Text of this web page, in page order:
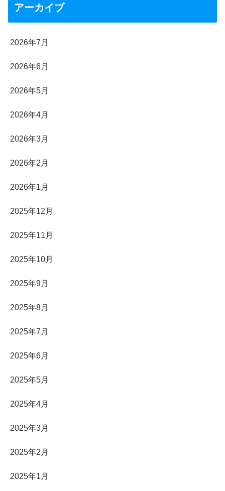
アーカイブ
2026年7月
2026年6月
2026年5月
2026年4月
2026年3月
2026年2月
2026年1月
2025年12月
2025年11月
2025年10月
2025年9月
2025年8月
2025年7月
2025年6月
2025年5月
2025年4月
2025年3月
2025年2月
2025年1月